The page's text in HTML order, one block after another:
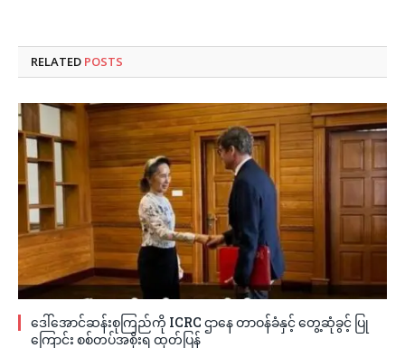
RELATED POSTS
ဒေါ်အောင်ဆန်းစုကြည်ကို ICRC ဌာနေ တာဝန်ခံနှင့် တွေ့ဆုံခွင့် ပြု
ကြောင်း စစ်တပ်အစိုးရ ထုတ်ပြန်